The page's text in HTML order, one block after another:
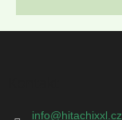
Z
info@hitachixxl.cz